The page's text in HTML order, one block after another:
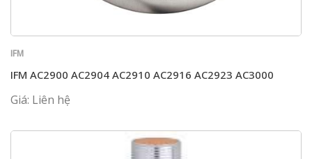
IFM
IFM AC2900 AC2904 AC2910 AC2916 AC2923 AC3000
Giá: Liên hệ